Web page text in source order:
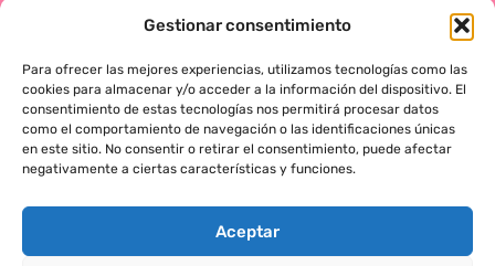
Gestionar consentimiento
Para ofrecer las mejores experiencias, utilizamos tecnologías como las
cookies para almacenar y/o acceder a la información del dispositivo. El
consentimiento de estas tecnologías nos permitirá procesar datos
como el comportamiento de navegación o las identificaciones únicas
en este sitio. No consentir o retirar el consentimiento, puede afectar
negativamente a ciertas características y funciones.
Aceptar
de la prevención a un problema que suele aparecer
en etapas posteriores como es el acoso.
Si deseas más información,
haz click en este enlace: